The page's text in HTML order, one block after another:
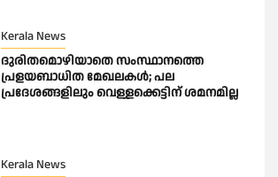
Kerala News
ദുരിതമൊഴിയാതെ സംസ്ഥാനത്തെ
പ്രളയബാധിത മേഖലകൾ; പല
പ്രദേശങ്ങളിലും വെള്ളക്കെട്ടിന് ശമനമില്ല
Kerala News